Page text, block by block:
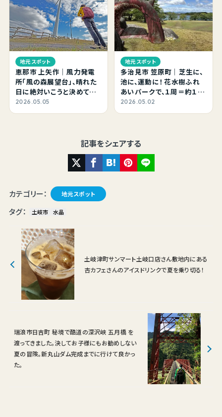
地元スポット
恵那市 上矢作｜風力発電
所「風の森展望台」、晴れた
日に絶対いこうと決めてた
場所。鳥のさえずりと風の
音、山の新緑と共に癒されま
2026.05.05
地元スポット
多治見市 笠原町｜芝生に、
池に、運動に！ 花水樹ふれ
あいパークで、１周＝約１ｋ
ｍの池の周りを散歩してみ
ました。
2026.05.02
記事をシェアする
カテゴリー： 地元スポット
タグ： 土岐市 水晶
土岐津町サンマート土岐口店さん敷地内にある
杏カフェさんのアイスドリンクで夏を乗り切る！
瑞浪市日吉町 秘境で酷道の深沢峡 五月橋 を
渡ってきました。決してお子様にもお勧めしない
夏の冒険。新丸山ダム完成までに行けて良かっ
た。